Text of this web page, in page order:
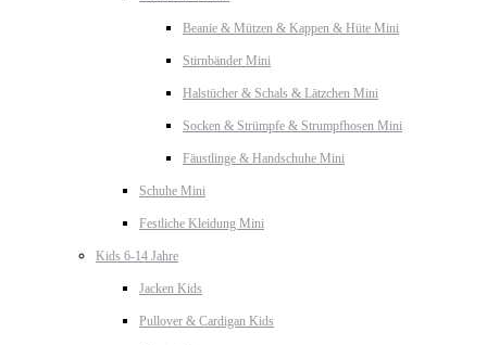
Beanie & Mützen & Kappen & Hüte Mini
Stirnbänder Mini
Halstücher & Schals & Lätzchen Mini
Socken & Strümpfe & Strumpfhosen Mini
Fäustlinge & Handschuhe Mini
Schuhe Mini
Festliche Kleidung Mini
Kids 6-14 Jahre
Jacken Kids
Pullover & Cardigan Kids